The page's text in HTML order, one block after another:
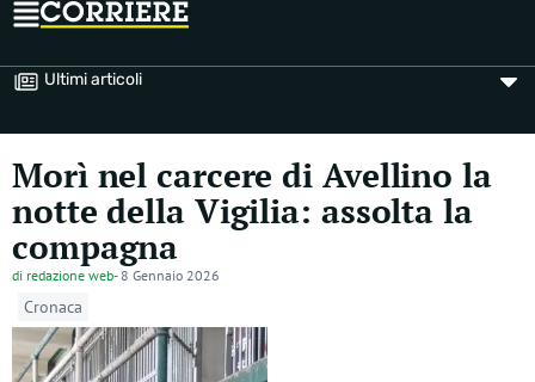
Ultimi articoli
Morì nel carcere di Avellino la
notte della Vigilia: assolta la
compagna
di redazione web- 8 Gennaio 2026
Cronaca